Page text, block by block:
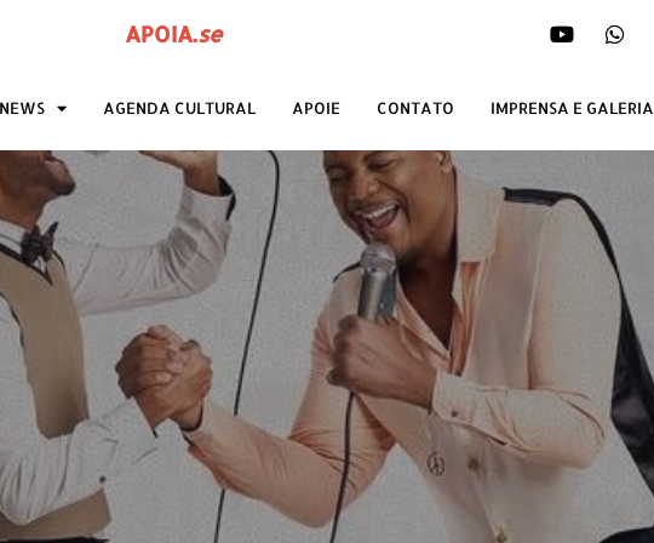
APOIA.se
AGENDA CULTURAL APOIE CONTATO IMPRENSA E GALERIA